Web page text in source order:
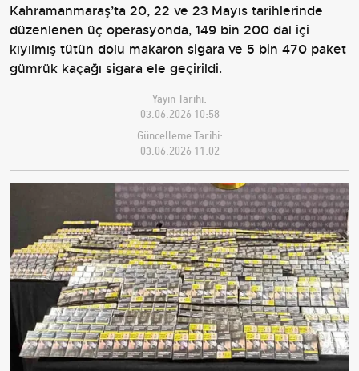
Kahramanmaraş’ta 20, 22 ve 23 Mayıs tarihlerinde
düzenlenen üç operasyonda, 149 bin 200 dal içi
kıyılmış tütün dolu makaron sigara ve 5 bin 470 paket
gümrük kaçağı sigara ele geçirildi.
Yayın Tarihi:
03.06.2026 10:58
Güncelleme Tarihi:
03.06.2026 11:02